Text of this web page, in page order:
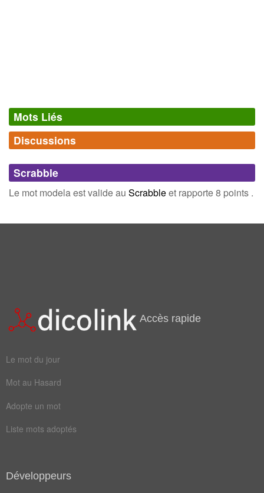
Mots Liés
Synonymes(0)
Mots avec la même signification
Mots liés par leur sémantique
former
glaise
graver
mouler
pétrir
ciseler
Discussions
Connectez-vous inscrivez-vous
Scrabble
Le mot modela est valide au Scrabbleet rapporte 8 points .
Accès rapide
Le mot du jour
Mot au Hasard
Adopte un mot
Liste mots adoptés
Développeurs